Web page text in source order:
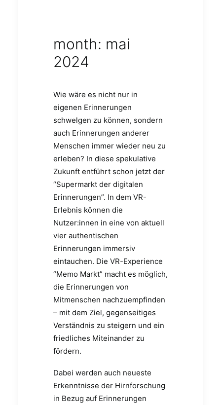
month: mai
2024
Wie wäre es nicht nur in
eigenen Erinnerungen
schwelgen zu können, sondern
auch Erinnerungen anderer
Menschen immer wieder neu zu
erleben? In diese spekulative
Zukunft entführt schon jetzt der
“Supermarkt der digitalen
Erinnerungen”. In dem VR-
Erlebnis können die
Nutzer:innen in eine von aktuell
vier authentischen
Erinnerungen immersiv
eintauchen. Die VR-Experience
“Memo Markt” macht es möglich,
die Erinnerungen von
Mitmenschen nachzuempfinden
– mit dem Ziel, gegenseitiges
Verständnis zu steigern und ein
friedliches Miteinander zu
fördern.
Dabei werden auch neueste
Erkenntnisse der Hirnforschung
in Bezug auf Erinnerungen